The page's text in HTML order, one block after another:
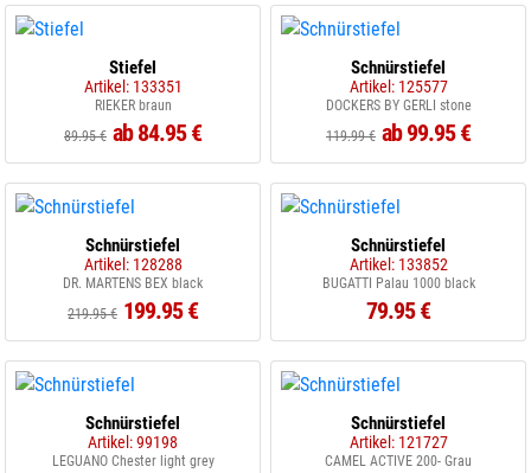
Stiefel
Artikel: 133351
RIEKER braun
89.95 € ab 84.95 €
Schnürstiefel
Artikel: 125577
DOCKERS BY GERLI stone
119.99 € ab 99.95 €
Schnürstiefel
Artikel: 128288
DR. MARTENS BEX black
219.95 € 199.95 €
Schnürstiefel
Artikel: 133852
BUGATTI Palau 1000 black
79.95 €
Schnürstiefel
Artikel: 99198
LEGUANO Chester light grey
Schnürstiefel
Artikel: 121727
CAMEL ACTIVE 200- Grau